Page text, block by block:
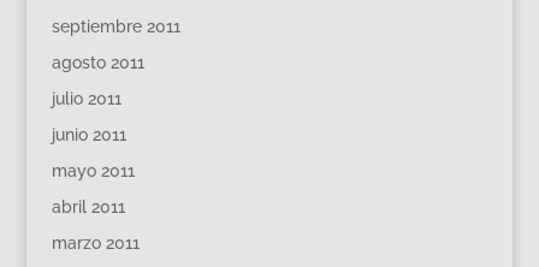
septiembre 2011
agosto 2011
julio 2011
junio 2011
mayo 2011
abril 2011
marzo 2011